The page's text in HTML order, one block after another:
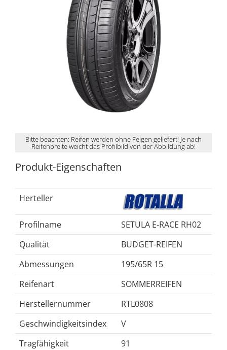
Bitte beachten: Reifen werden ohne Felgen geliefert! Je nach
Reifenbreite weicht das Profilbild von der Abbildung ab!
Produkt-Eigenschaften
Herteller
Profilname
SETULA E-RACE RH02
Qualität
BUDGET-REIFEN
Abmessungen
195/65R 15
Reifenart
SOMMERREIFEN
Herstellernummer
RTL0808
Geschwindigkeitsindex
V
Tragfähigkeit
91